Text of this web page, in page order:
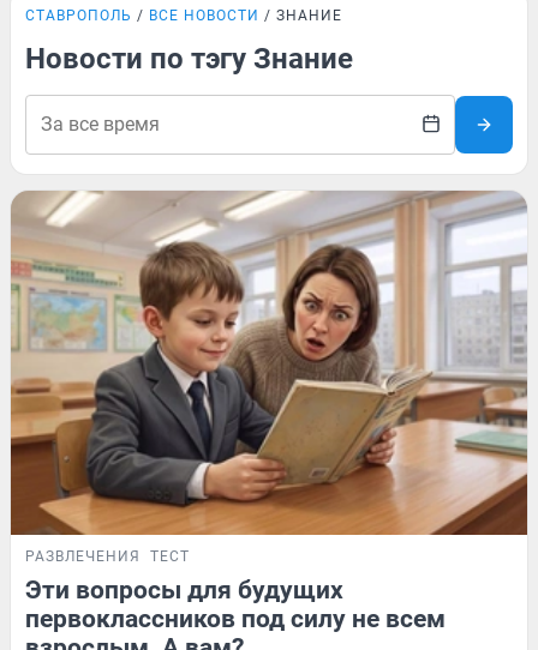
СТАВРОПОЛЬ ВСЕ НОВОСТИ ЗНАНИЕ
Новости по тэгу Знание
РАЗВЛЕЧЕНИЯ ТЕСТ
Эти вопросы для будущих
первоклассников под силу не всем